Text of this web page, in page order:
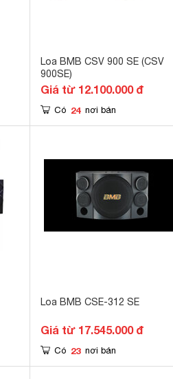
Loa BMB CSV 900 SE (CSV
900SE)
Giá từ 12.100.000 đ
Có 24 nơi bán
Loa BMB CSE-312 SE
Giá từ 17.545.000 đ
Có 23 nơi bán